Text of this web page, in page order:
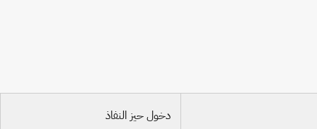
دخول حيز النفاذ